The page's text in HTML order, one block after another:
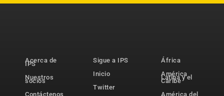
Acerca de
IPS
Nuestros
socios
Contáctenos
Sigue a IPS
Inicio
Twitter
África
América
Latina y el
Caribe
América del